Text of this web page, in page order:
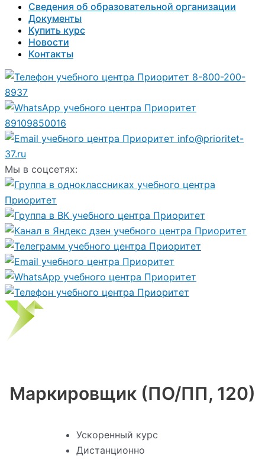
Сведения об образовательной организации
Документы
Купить курс
Новости
Контакты
8-800-200-
8937
89109850016
info@prioritet-
37.ru
Мы в соцсетях:
Маркировщик (ПО/ПП, 120)
Ускоренный курс
Дистанционно